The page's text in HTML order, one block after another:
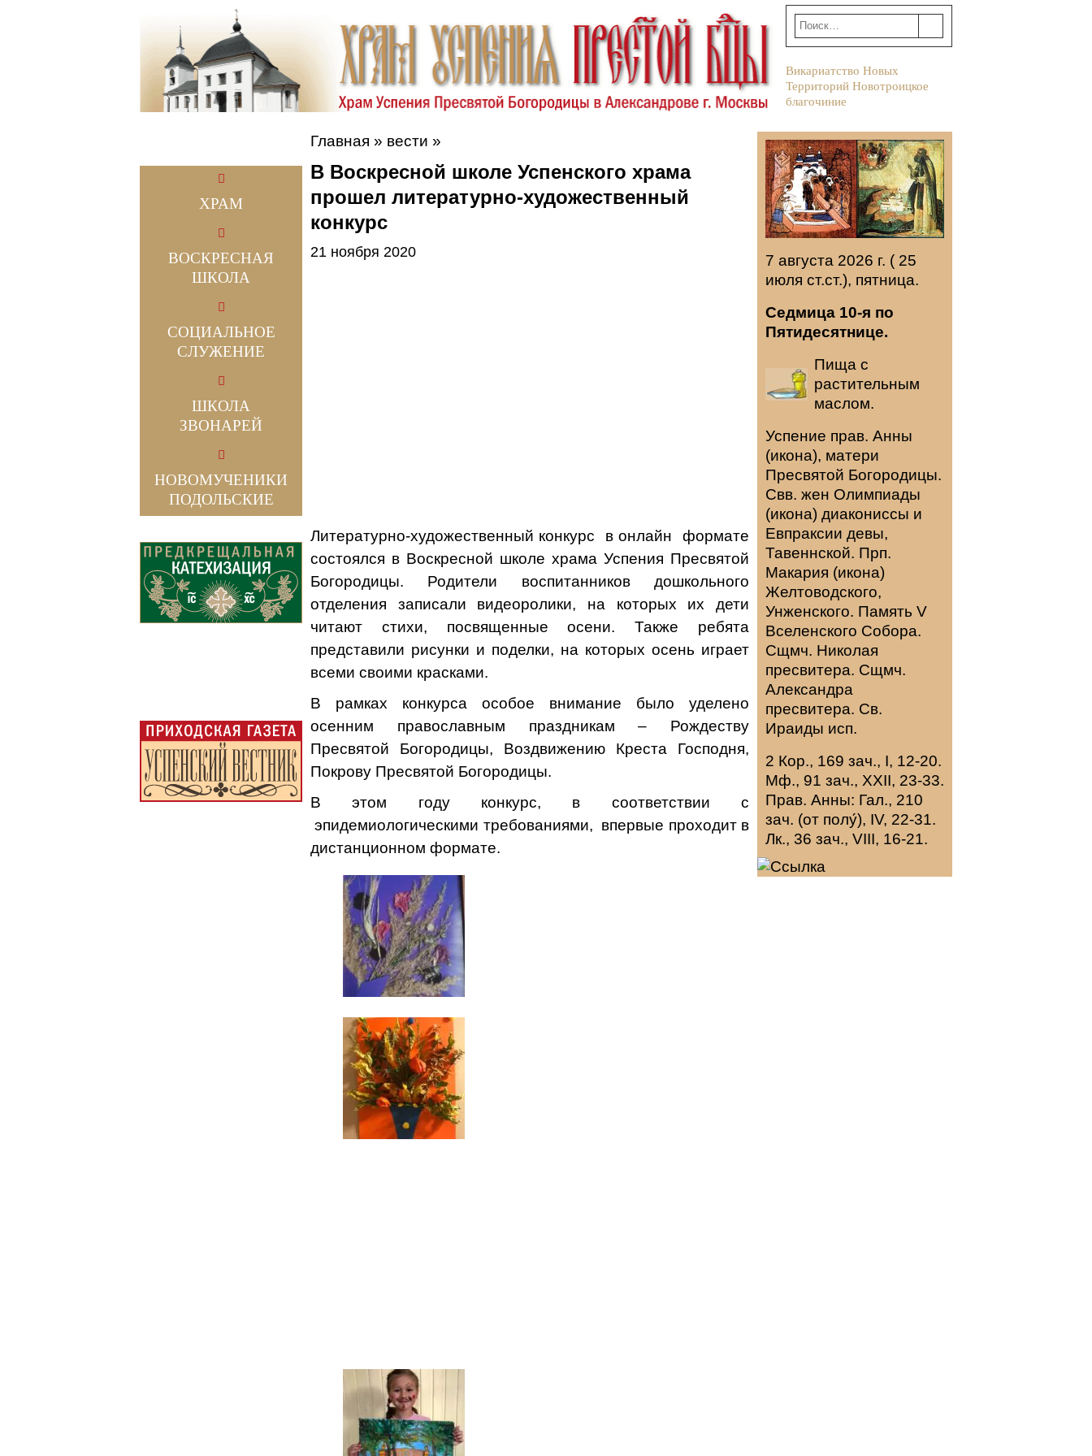
Викариатство Новых
Территорий Новотроицкое
благочиние
ХРАМ
ВОСКРЕСНАЯ
ШКОЛА
СОЦИАЛЬНОЕ
СЛУЖЕНИЕ
ШКОЛА
ЗВОНАРЕЙ
НОВОМУЧЕНИКИ
ПОДОЛЬСКИЕ
Главная » вести »
В Воскресной школе Успенского храма
прошел литературно-художественный
конкурс
21 ноября 2020
Литературно-художественный конкурс в онлайн формате
состоялся в Воскресной школе храма Успения Пресвятой
Богородицы. Родители воспитанников дошкольного
отделения записали видеоролики, на которых их дети
читают стихи, посвященные осени. Также ребята
представили рисунки и поделки, на которых осень играет
всеми своими красками.
В рамках конкурса особое внимание было уделено
осенним православным праздникам – Рождеству
Пресвятой Богородицы, Воздвижению Креста Господня,
Покрову Пресвятой Богородицы.
В этом году конкурс, в соответствии с
эпидемиологическими требованиями, впервые проходит в
дистанционном формате.
7 августа 2026 г. ( 25
июля ст.ст.), пятница.
Седмица 10-я по
Пятидесятнице.
Пища с
растительным
маслом.
Успение прав. Анны
(икона), матери
Пресвятой Богородицы.
Свв. жен Олимпиады
(икона) диакониссы и
Евпраксии девы,
Тавеннской. Прп.
Макария (икона)
Желтоводского,
Унженского. Память V
Вселенского Собора.
Сщмч. Николая
пресвитера. Сщмч.
Александра
пресвитера. Св.
Ираиды исп.
2 Кор., 169 зач., I, 12-20.
Мф., 91 зач., XXII, 23-33.
Прав. Анны: Гал., 210
зач. (от полу́), IV, 22-31.
Лк., 36 зач., VIII, 16-21.